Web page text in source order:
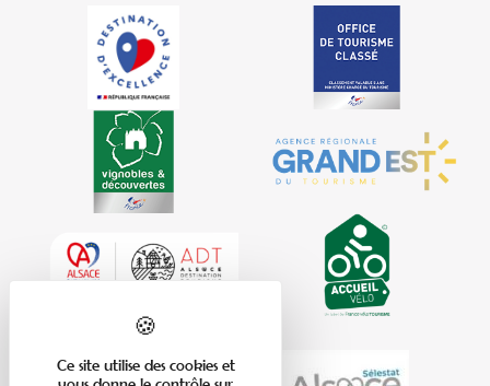
Ce site utilise des cookies et